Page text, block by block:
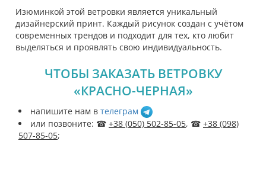
Изюминкой этой ветровки является уникальный
дизайнерский принт. Каждый рисунок создан с учётом
современных трендов и подходит для тех, кто любит
выделяться и проявлять свою индивидуальность.
ЧТОБЫ ЗАКАЗАТЬ ВЕТРОВКУ
«КРАСНО-ЧЕРНАЯ»
напишите нам в телеграм
или позвоните: ☎ +38 (050) 502-85-05, ☎ +38 (098)
507-85-05;